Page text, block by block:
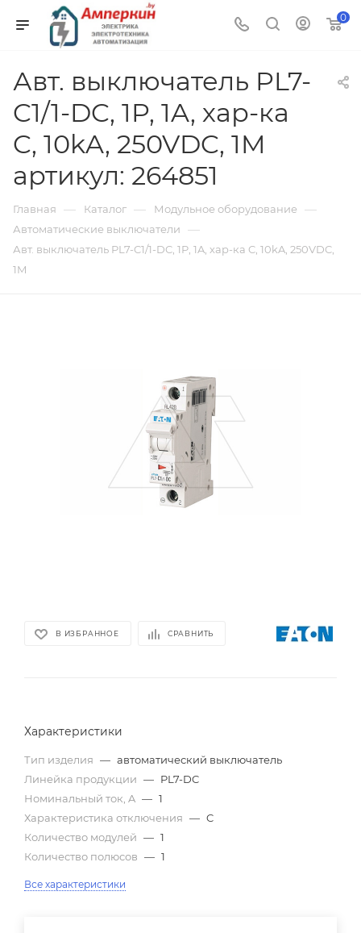
0
Авт. выключатель PL7-
C1/1-DC, 1P, 1A, хар-ка
C, 10kA, 250VDC, 1M
артикул: 264851
Главная — Каталог — Модульное оборудование —
Автоматические выключатели —
Авт. выключатель PL7-C1/1-DC, 1P, 1A, хар-ка C, 10kA, 250VDC,
1M
В ИЗБРАННОЕ СРАВНИТЬ
Характеристики
Тип изделия — автоматический выключатель
Линейка продукции — PL7-DC
Номинальный ток, A — 1
Характеристика отключения — C
Количество модулей — 1
Количество полюсов — 1
Все характеристики